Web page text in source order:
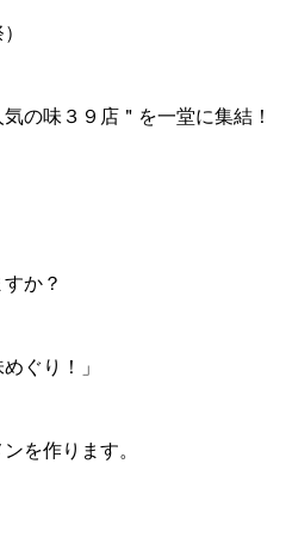
の味３９店＂を一堂に集結！
か？
ぐり！」
を作ります。